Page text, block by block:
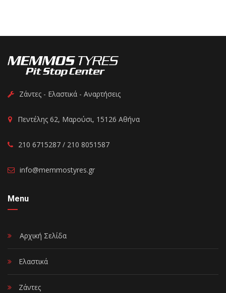
Ζάντες - Ελαστικά - Αναρτήσεις
Πεντέλης 62, Μαρούσι, 15126 Αθήνα
210 6715287 / 210 8051587
info@memmostyres.gr
Menu
Αρχική Σελίδα
Ελαστικά
Ζάντες